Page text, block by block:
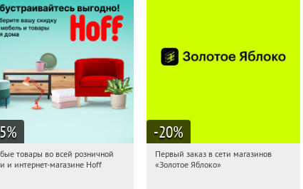
%
20:38:30 Получили:
товары во всей розничной
и интернет-магазине Hoff
-20%
20:38:30
Получи первым!
Первый заказ в сети магазинов
«Золотое Яблоко»